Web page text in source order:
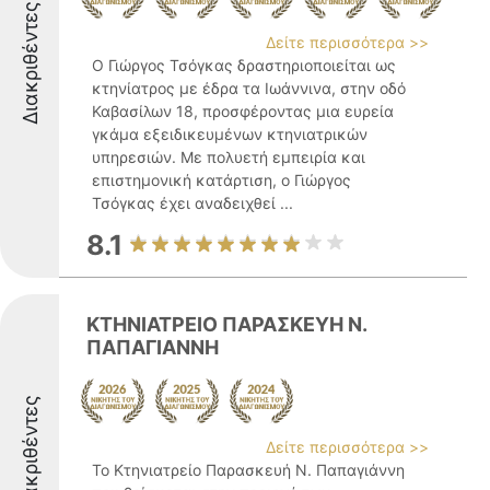
Διακριθέντες
Δείτε περισσότερα >>
Ο Γιώργος Τσόγκας δραστηριοποιείται ως
κτηνίατρος με έδρα τα Ιωάννινα, στην οδό
Καβασίλων 18, προσφέροντας μια ευρεία
γκάμα εξειδικευμένων κτηνιατρικών
υπηρεσιών. Με πολυετή εμπειρία και
επιστημονική κατάρτιση, ο Γιώργος
Τσόγκας έχει αναδειχθεί ...
8.1
Διακριθέντες
ΚΤΗΝΙΑΤΡΕΙΟ ΠΑΡΑΣΚΕΥΗ Ν.
ΠΑΠΑΓΙΑΝΝΗ
Δείτε περισσότερα >>
Το Κτηνιατρείο Παρασκευή Ν. Παπαγιάννη